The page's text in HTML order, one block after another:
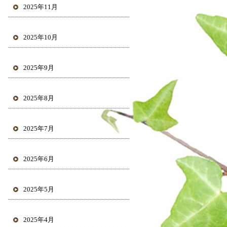
2025年11月
2025年10月
2025年9月
2025年8月
2025年7月
2025年6月
2025年5月
2025年4月